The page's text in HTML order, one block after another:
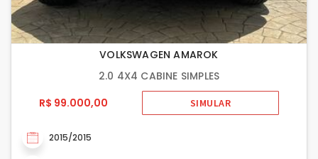
VOLKSWAGEN AMAROK
2.0 4X4 CABINE SIMPLES
R$ 99.000,00
SIMULAR
2015/2015